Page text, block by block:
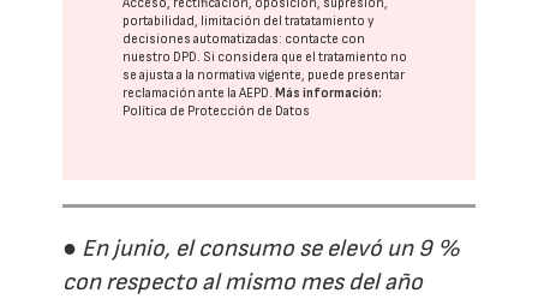
Acceso, rectificación, oposición, supresión,
portabilidad, limitación del tratatamiento y
decisiones automatizadas: contacte con
nuestro DPD. Si considera que el tratamiento no
se ajusta a la normativa vigente, puede presentar
reclamación ante laAEPD. Más información:
Política de Protección de Datos
● En junio, el consumo se elevó un 9 %
con respecto al mismo mes del año